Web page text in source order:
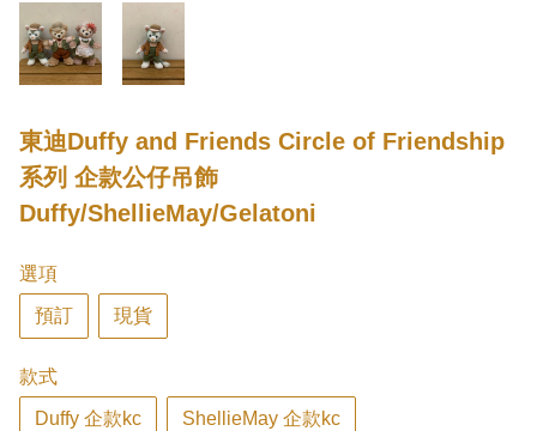
東迪Duffy and Friends Circle of Friendship
系列 企款公仔吊飾
Duffy/ShellieMay/Gelatoni
選項
預訂 現貨
款式
Duffy 企款kc ShellieMay 企款kc